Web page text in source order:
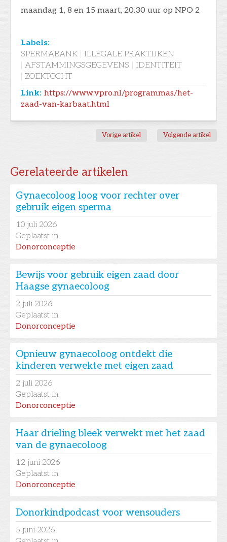
maandag 1, 8 en 15 maart, 20.30 uur op NPO 2
Labels:
SPERMABANK
ILLEGALE PRAKTIJKEN
AFSTAMMINGSGEGEVENS
IDENTITEIT
ZOEKTOCHT
Link: https://www.vpro.nl/programmas/het-
zaad-van-karbaat.html
Vorige artikel Volgende artikel
Gerelateerde artikelen
Gynaecoloog loog voor rechter over
gebruik eigen sperma
10 juli 2026
Geplaatst in
Donorconceptie
Bewijs voor gebruik eigen zaad door
Haagse gynaecoloog
2 juli 2026
Geplaatst in
Donorconceptie
Opnieuw gynaecoloog ontdekt die
kinderen verwekte met eigen zaad
2 juli 2026
Geplaatst in
Donorconceptie
Haar drieling bleek verwekt met het zaad
van de gynaecoloog
12 juni 2026
Geplaatst in
Donorconceptie
Donorkindpodcast voor wensouders
5 juni 2026